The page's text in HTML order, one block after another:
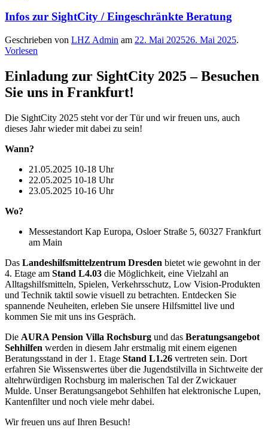
Infos zur SightCity / Eingeschränkte Beratung
Geschrieben von LHZ Admin am 22. Mai 202526. Mai 2025.
Vorlesen
Einladung zur SightCity 2025 – Besuchen
Sie uns in Frankfurt!
Die SightCity 2025 steht vor der Tür und wir freuen uns, auch
dieses Jahr wieder mit dabei zu sein!
Wann?
21.05.2025 10-18 Uhr
22.05.2025 10-18 Uhr
23.05.2025 10-16 Uhr
Wo?
Messestandort Kap Europa, Osloer Straße 5, 60327 Frankfurt
am Main
Das Landeshilfsmittelzentrum Dresden bietet wie gewohnt in der
4. Etage am Stand L4.03 die Möglichkeit, eine Vielzahl an
Alltagshilfsmitteln, Spielen, Verkehrsschutz, Low Vision-Produkten
und Technik taktil sowie visuell zu betrachten. Entdecken Sie
spannende Neuheiten, erleben Sie unsere Hilfsmittel live und
kommen Sie mit uns ins Gespräch.
Die AURA Pension Villa Rochsburg und das Beratungsangebot
Sehhilfen werden in diesem Jahr erstmalig mit einem eigenen
Beratungsstand in der 1. Etage Stand L1.26 vertreten sein. Dort
erfahren Sie Wissenswertes über die Jugendstilvilla in Sichtweite der
altehrwürdigen Rochsburg im malerischen Tal der Zwickauer
Mulde. Unser Beratungsangebot Sehhilfen hat elektronische Lupen,
Kantenfilter und noch viele mehr dabei.
Wir freuen uns auf Ihren Besuch!